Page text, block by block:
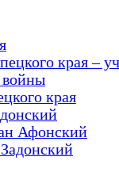
края –
войны
края
Афонский